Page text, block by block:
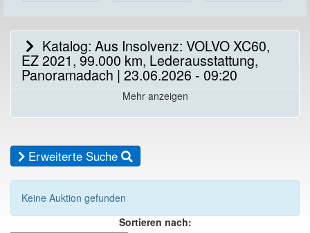
Katalog: Aus Insolvenz: VOLVO XC60,
EZ 2021, 99.000 km, Lederausstattung,
Panoramadach | 23.06.2026 - 09:20
Mehr anzeigen
Erweiterte Suche
Keine Auktion gefunden
Sortieren nach: